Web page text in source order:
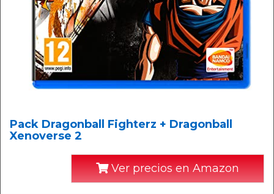
Pack Dragonball Fighterz + Dragonball
Xenoverse 2
Ver precios en Amazon